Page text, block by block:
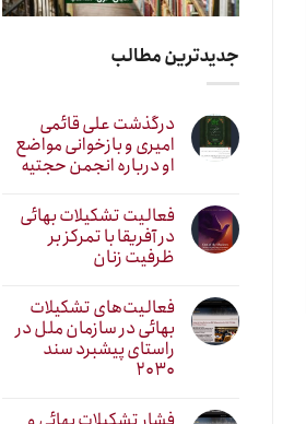
جدیدترین مطالب
درگذشت علی قائمی
امیری و بازخوانی مواضع
او درباره انجمن حجتیه
فعالیت تشکیلات بهائی
در آفریقا با تمرکز بر
ظرفیت زنان
فعالیت‌های تشکیلات
بهائی در سازمان ملل در
راستای پیشبرد سند
۲۰۳۰